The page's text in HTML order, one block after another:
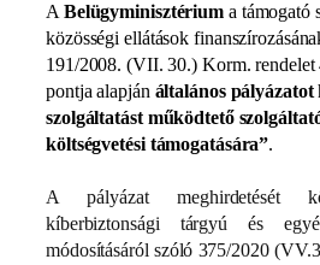
A Belügyminisztérium a támogató
közösségi ellátások
191/2008. (VII. 30.) Korm. rendelet
pontja alapján általános pályázatot
szolgáltatást működtető
költségvetési támogatására”.
A pályázat meghirdetését
kíberbiztonsági tárgyú és
módosításáról szóló 375/2020